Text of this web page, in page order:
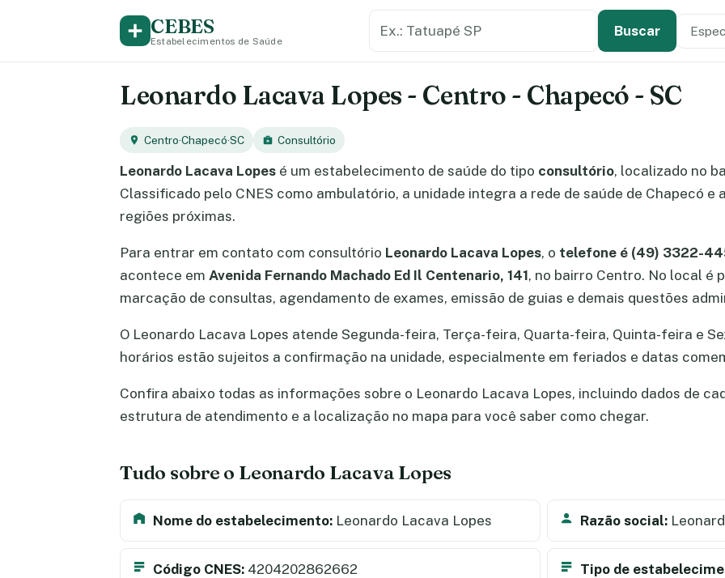
CEBES
Estabelecimentos de Saúde
Buscar Tipo
Leonardo Lacava Lopes - Centro - Chapecó - SC
Centro·Chapecó·SC Consultório
Leonardo Lacava Lopes é um estabelecimento de saúde do tipo consultório, localizado no
Classificado pelo CNES como ambulatório, a unidade integra a rede de saúde de Chapecó
regiões próximas.
Para entrar em contato com consultório Leonardo Lacava Lopes, o telefone é (49) 3322-
acontece em Avenida Fernando Machado Ed Il Centenario, 141, no bairro Centro. No local é
marcação de consultas, agendamento de exames, emissão de guias e demais questões
O Leonardo Lacava Lopes atende Segunda-feira, Terça-feira, Quarta-feira, Quinta-feira e
horários estão sujeitos a confirmação na unidade, especialmente em feriados e datas
Confira abaixo todas as informações sobre o Leonardo Lacava Lopes, incluindo dados de
estrutura de atendimento e a localização no mapa para você saber como chegar.
Tudo sobre o Leonardo Lacava Lopes
Nome do estabelecimento: Leonardo Lacava Lopes Razão social:
Código CNES: 4204202862662 Tipo de